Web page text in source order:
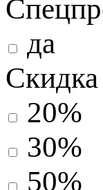
да
Скидка
20%
30%
50%